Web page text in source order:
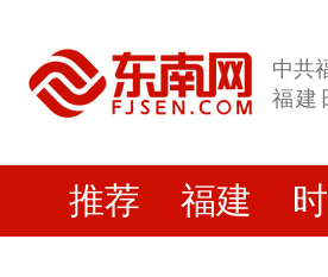
中共
福建
推荐 福建